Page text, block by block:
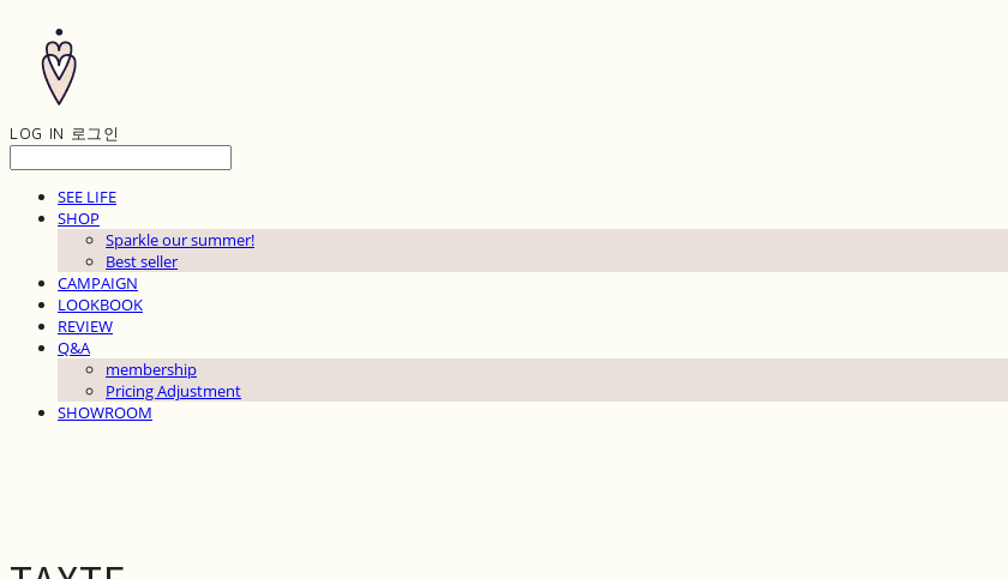
LOG IN 로그인
SEE LIFE
SHOP
Sparkle our summer!
Best seller
CAMPAIGN
LOOKBOOK
REVIEW
Q&A
membership
Pricing Adjustment
SHOWROOM